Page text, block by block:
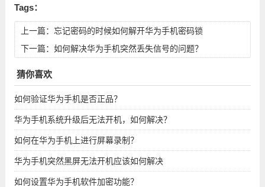
Tags：
上一篇： 忘记密码的时候如何解开华为手机密码锁
下一篇： 如何解决华为手机突然丢失信号的问题？
猜你喜欢
如何验证华为手机是否正品？
华为手机系统升级后无法开机，如何解决？
如何在华为手机上进行屏幕录制？
华为手机突然黑屏无法开机应该如何解决
如何设置华为手机软件加密功能？